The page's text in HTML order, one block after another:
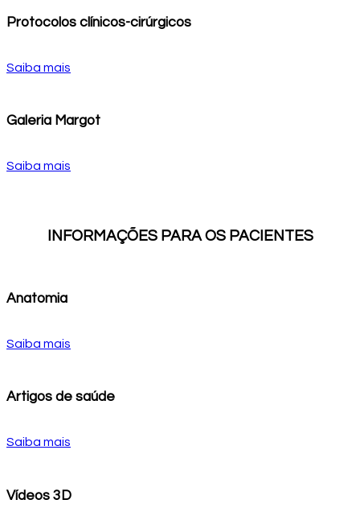
Protocolos clínicos-cirúrgicos
Saiba mais
Galeria Margot
Saiba mais
INFORMAÇÕES PARA OS PACIENTES
Anatomia
Saiba mais
Artigos de saúde
Saiba mais
Vídeos 3D